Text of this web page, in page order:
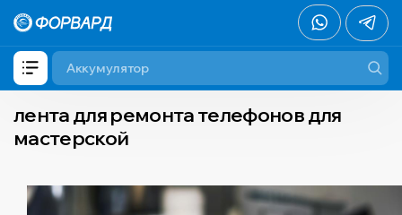
лента для ремонта телефонов для
мастерской